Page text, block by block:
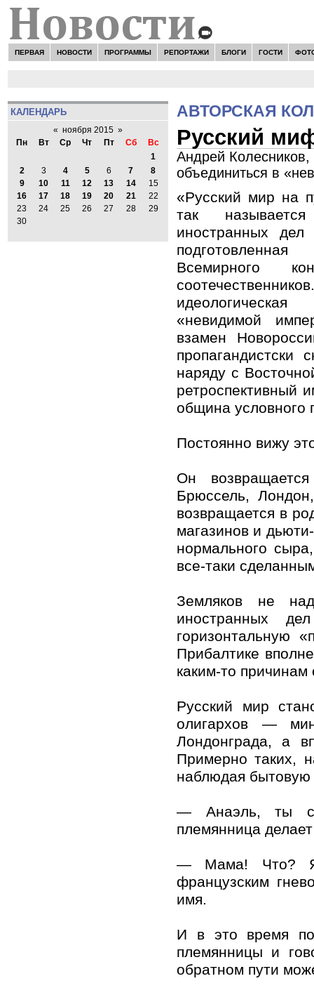
ПЕРВАЯ НОВОСТИ ПРОГРАММЫ РЕПОРТАЖИ БЛОГИ ГОСТИ
КАЛЕНДАРЬ
« ноября 2015 »
Пн
Вт Ср Чт Пт Сб
Вс
1
2
3 4 5 6 7
8
9
10 11 12 13 14
15
16
17 18 19 20 21
22
23
24 25 26 27 28
29
30
АВТОРСКАЯ
Русский
Андрей Колесников,
объединиться в
«Русский мир на
так
иностранных
Всемирного
«невидимой
взамен
пропагандистски
наряду с
ретроспективный
община условного
Постоянно вижу
Он
Брюссель,
возвращается в
магазинов и
нормального
все-таки
Земляков не
иностранных
горизонтальную
Прибалтике
каким-то
Русский мир
олигархов —
Лондонграда, а
Примерно таких,
наблюдая бытовую
— Анаэль, ты
племянница
— Мама! Что?
французским
имя.
И в это время
племянницы и
обратном пути